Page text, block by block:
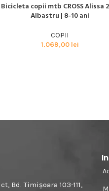
MAI MULT
Bicicleta copii mtb CROSS Alissa
Albastru | 8-10 ani
COPII
1.069,00 lei
Bd. Timișoara 103-111,